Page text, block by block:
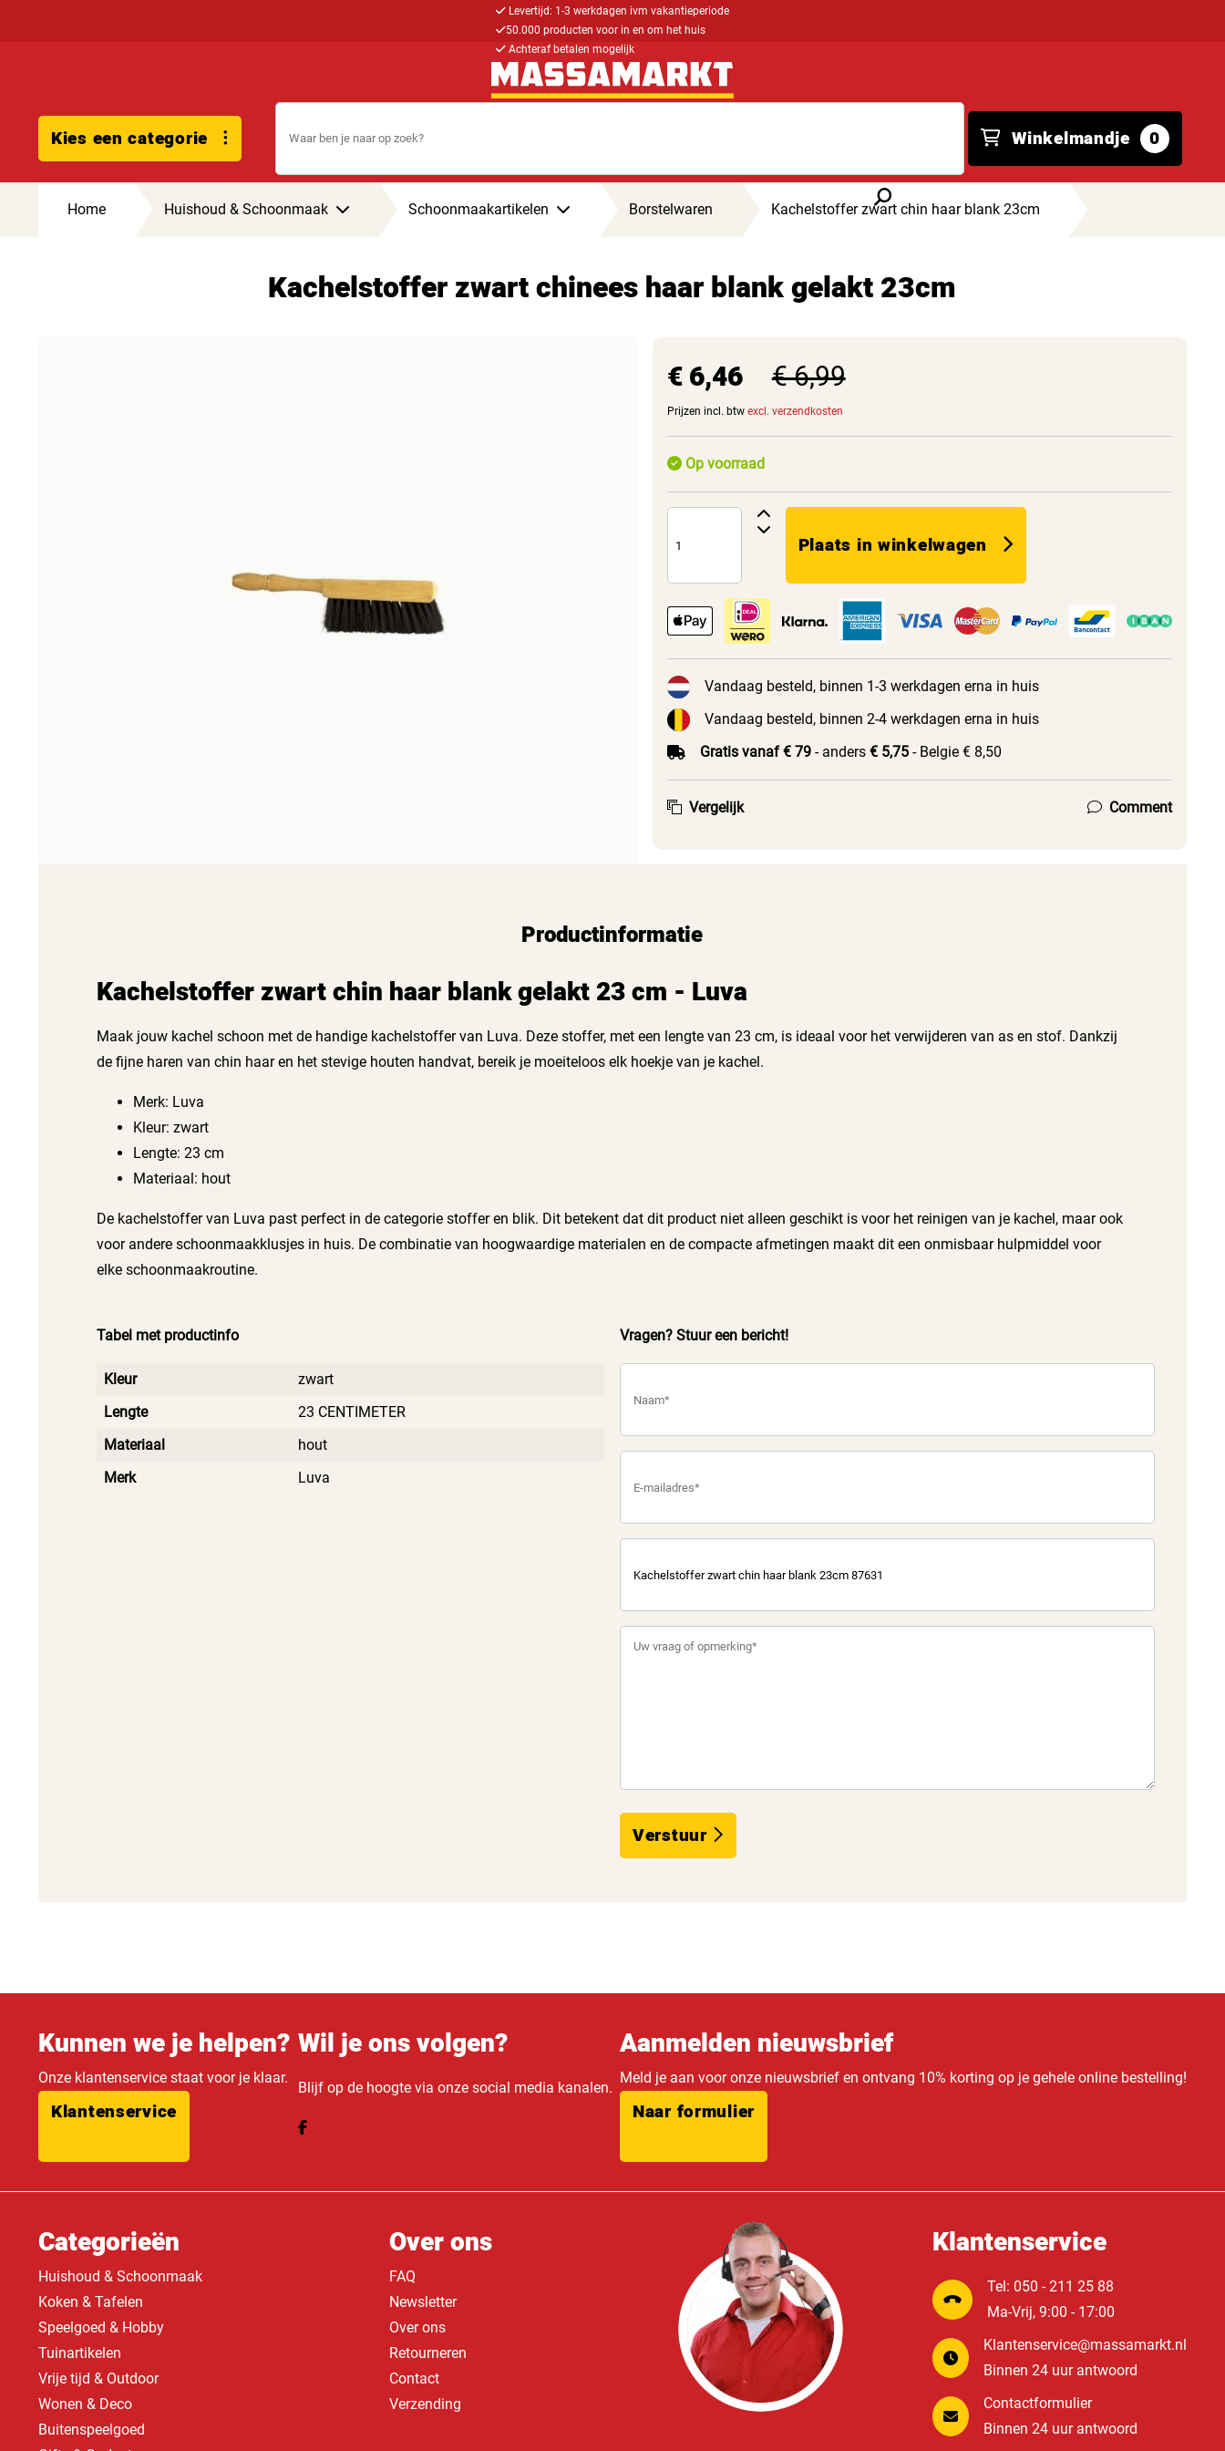
Levertijd: 1-3 werkdagen ivm vakantieperiode
50.000 producten voor in en om het huis
Achteraf betalen mogelijk
Kies een categorie Winkelmandje 0
Home Huishoud & Schoonmaak Schoonmaakartikelen Borstelwaren Kachelstoffer zwart chin haar blank 23cm
Kachelstoffer zwart chinees haar blank gelakt 23cm
€ 6,46 € 6,99
Prijzen incl. btw excl. verzendkosten
Op voorraad
Plaats in winkelwagen
Vandaag besteld, binnen 1-3 werkdagen erna in huis
Vandaag besteld, binnen 2-4 werkdagen erna in huis
Gratis vanaf € 79- anders € 5,75- Belgie € 8,50
Vergelijk Comment
Productinformatie
Kachelstoffer zwart chin haar blank gelakt 23 cm - Luva
Maak jouw kachel schoon met de handige kachelstoffer van Luva. Deze stoffer, met een lengte van 23 cm, is ideaal voor het verwijderen van as en stof. Dankzij
de fijne haren van chin haar en het stevige houten handvat, bereik je moeiteloos elk hoekje van je kachel.
Merk: Luva
Kleur: zwart
Lengte: 23 cm
Materiaal: hout
De kachelstoffer van Luva past perfect in de categorie stoffer en blik. Dit betekent dat dit product niet alleen geschikt is voor het reinigen van je kachel, maar ook
voor andere schoonmaakklusjes in huis. De combinatie van hoogwaardige materialen en de compacte afmetingen maakt dit een onmisbaar hulpmiddel voor
elke schoonmaakroutine.
Tabel met productinfo
Kleur
zwart
Lengte
23 CENTIMETER
Materiaal
hout
Merk
Luva
Vragen? Stuur een bericht!
Verstuur
Kunnen we je helpen?
Onze klantenservice staat voor je klaar.
Klantenservice
Wil je ons volgen?
Blijf op de hoogte via onze social media kanalen.
Aanmelden nieuwsbrief
Meld je aan voor onze nieuwsbrief en ontvang 10% korting op je gehele online bestelling!
Naar formulier
Categorieën
Huishoud & Schoonmaak
Koken & Tafelen
Speelgoed & Hobby
Tuinartikelen
Vrije tijd & Outdoor
Wonen & Deco
Buitenspeelgoed
Over ons
FAQ
Newsletter
Over ons
Retourneren
Contact
Verzending
Klantenservice
Tel: 050 - 211 25 88
Ma-Vrij, 9:00 - 17:00
Klantenservice@massamarkt.nl
Binnen 24 uur antwoord
Contactformulier
Binnen 24 uur antwoord